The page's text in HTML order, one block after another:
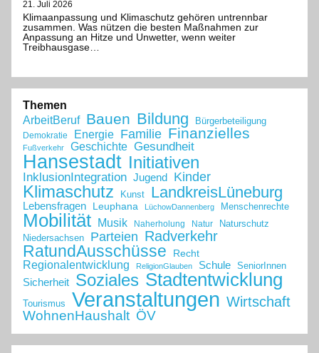
21. Juli 2026
Klimaanpassung und Klimaschutz gehören untrennbar
zusammen. Was nützen die besten Maßnahmen zur
Anpassung an Hitze und Unwetter, wenn weiter
Treibhausgase…
Themen
ArbeitBeruf Bauen Bildung Bürgerbeteiligung
Demokratie Energie Familie Finanzielles
Fußverkehr Geschichte Gesundheit
Hansestadt Initiativen
InklusionIntegration Jugend Kinder
Klimaschutz Kunst LandkreisLüneburg
Lebensfragen Leuphana LüchowDannenberg Menschenrechte
Mobilität Musik Naherholung Natur
Naturschutz
Niedersachsen
Parteien Radverkehr
RatundAusschüsse Recht
Regionalentwicklung ReligionGlauben Schule SeniorInnen
Sicherheit Soziales Stadtentwicklung
Tourismus Veranstaltungen Wirtschaft
WohnenHaushalt ÖV